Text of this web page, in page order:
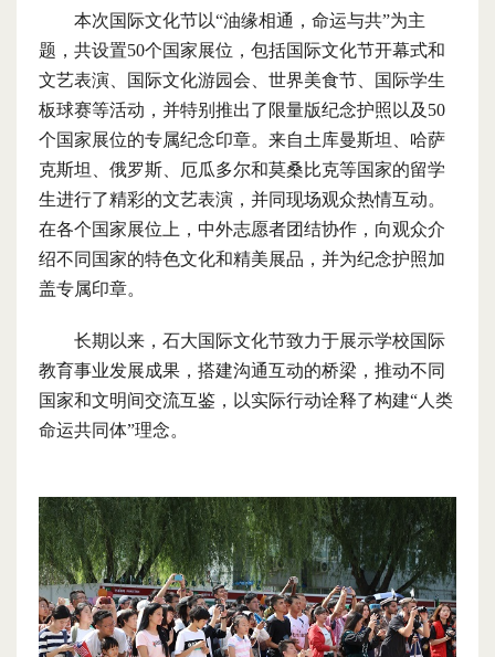
本次国际文化节以“油缘相通，命运与共”为主
题，共设置50个国家展位，包括国际文化节开幕式和
文艺表演、国际文化游园会、世界美食节、国际学生
板球赛等活动，并特别推出了限量版纪念护照以及50
个国家展位的专属纪念印章。来自土库曼斯坦、哈萨
克斯坦、俄罗斯、厄瓜多尔和莫桑比克等国家的留学
生进行了精彩的文艺表演，并同现场观众热情互动。
在各个国家展位上，中外志愿者团结协作，向观众介
绍不同国家的特色文化和精美展品，并为纪念护照加
盖专属印章。
长期以来，石大国际文化节致力于展示学校国际
教育事业发展成果，搭建沟通互动的桥梁，推动不同
国家和文明间交流互鉴，以实际行动诠释了构建“人类
命运共同体”理念。